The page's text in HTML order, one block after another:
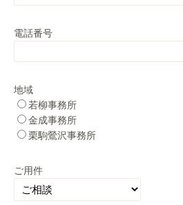
電話番号
地域
若柳事務所
金成事務所
栗駒鶯沢事務所
ご用件